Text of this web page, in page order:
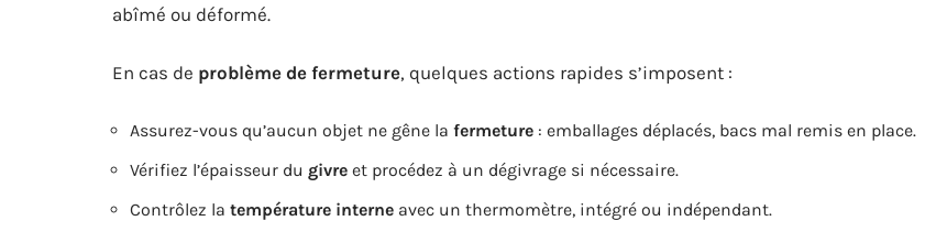
abîmé ou déformé.
En cas de problème de fermeture, quelques actions rapides s’imposent :
Assurez-vous qu’aucun objet ne gêne la fermeture : emballages déplacés, bacs mal remis en place.
Vérifiez l’épaisseur du givre et procédez à un dégivrage si nécessaire.
Contrôlez la température interne avec un thermomètre, intégré ou indépendant.